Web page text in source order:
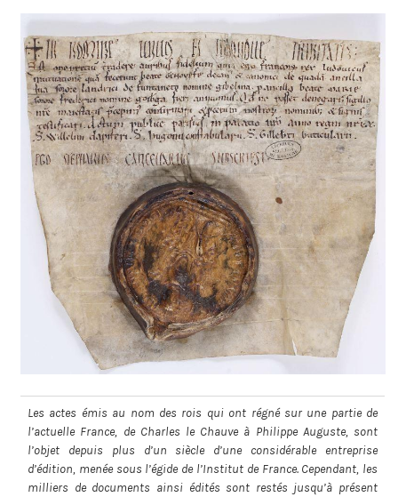
Les actes émis au nom des rois qui ont régné sur une partie de
l’actuelle France, de Charles le Chauve à Philippe Auguste, sont
l’objet depuis plus d’un siècle d’une considérable entreprise
d’édition, menée sous l’égide de l’Institut de France. Cependant, les
milliers de documents ainsi édités sont restés jusqu’à présent